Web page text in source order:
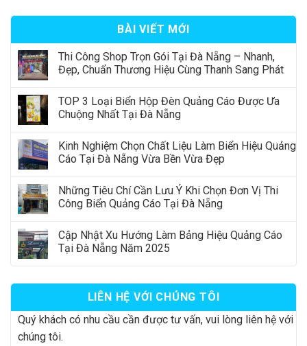
BÀI VIẾT MỚI
Thi Công Shop Trọn Gói Tại Đà Nẵng – Nhanh,
Đẹp, Chuẩn Thương Hiệu Cùng Thanh Sang Phát
TOP 3 Loại Biển Hộp Đèn Quảng Cáo Được Ưa
Chuộng Nhất Tại Đà Nẵng
Kinh Nghiệm Chọn Chất Liệu Làm Biển Hiệu Quảng
Cáo Tại Đà Nẵng Vừa Bền Vừa Đẹp
Những Tiêu Chí Cần Lưu Ý Khi Chọn Đơn Vị Thi
Công Biển Quảng Cáo Tại Đà Nẵng
Cập Nhật Xu Hướng Làm Bảng Hiệu Quảng Cáo
Tại Đà Nẵng Năm 2025
LIÊN HỆ VỚI CHÚNG TÔI
Quý khách có nhu cầu cần được tư vấn, vui lòng liên hệ với
chúng tôi.